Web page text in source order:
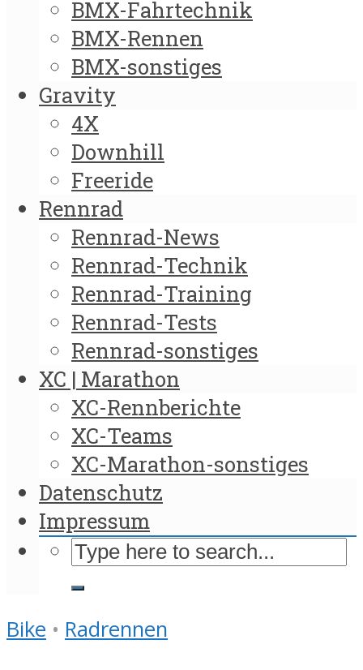
BMX-Fahrtechnik
BMX-Rennen
BMX-sonstiges
Gravity
4X
Downhill
Freeride
Rennrad
Rennrad-News
Rennrad-Technik
Rennrad-Training
Rennrad-Tests
Rennrad-sonstiges
XC | Marathon
XC-Rennberichte
XC-Teams
XC-Marathon-sonstiges
Datenschutz
Impressum
Bike • Radrennen